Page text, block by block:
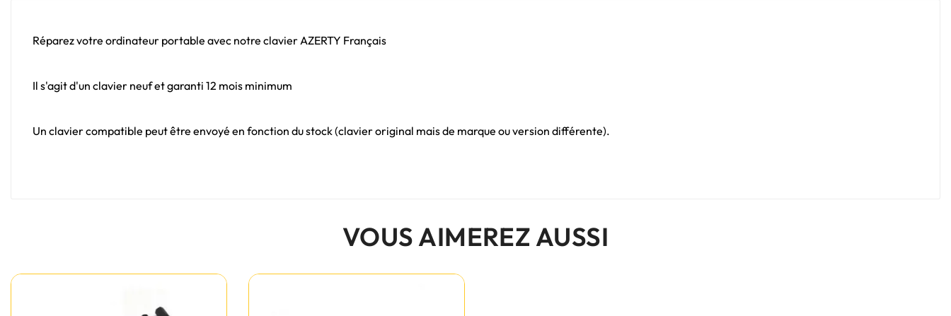
Réparez votre ordinateur portable avec notre clavier AZERTY Français
Il s'agit d'un clavier neuf et garanti 12 mois minimum
Un clavier compatible peut être envoyé en fonction du stock (clavier original mais de marque ou version différente).
VOUS AIMEREZ AUSSI